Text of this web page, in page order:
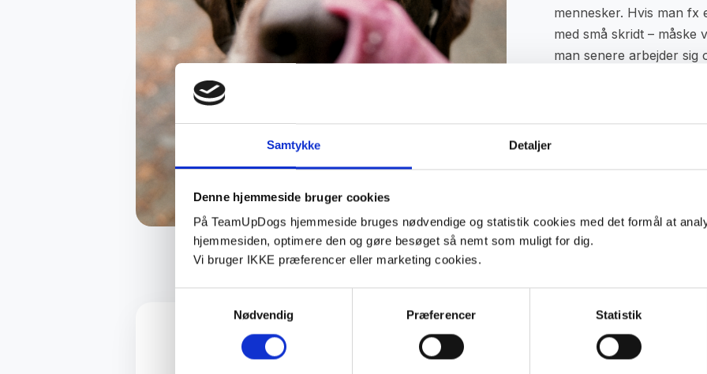
Samtykke Detaljer
Denne hjemmeside bruger cookies
På TeamUpDogs hjemmeside bruges nødvendige og statistik cookies med det formål at
hjemmesiden, optimere den og gøre besøget så nemt som muligt for dig.
Vi bruger IKKE præferencer eller marketing cookies.
Nødvendig
Præferencer Statistik
mennesker. Hvis man fx
med små skridt –
man senere arbejder sig
måde hjælper vi din
reaktion på at være
den mest skånsomme
varige resultater. Det
det er meget forskelligt
gengæld er der gode
Forløbet tilbydes som et fleksibelt månedabonnement helt uden binding. Det sikrer, at